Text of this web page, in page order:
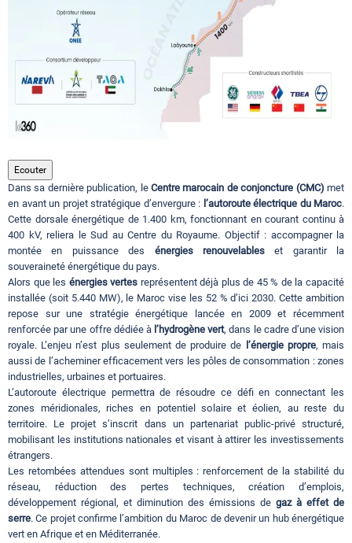
Hotels
Evenements
Contact
Ecouter
Dans sa dernière publication, le Centre marocain de conjoncture (CMC) met
en avant un projet stratégique d’envergure : l’autoroute électrique du Maroc.
Cette dorsale énergétique de 1.400 km, fonctionnant en courant continu à
400 kV, reliera le Sud au Centre du Royaume. Objectif : accompagner la
montée en puissance des énergies renouvelableset garantir la
souveraineté énergétique du pays.
Alors que les énergies vertes représentent déjà plus de 45 % de la capacité
installée (soit 5.440 MW), le Maroc vise les 52 % d’ici 2030. Cette ambition
repose sur une stratégie énergétique lancée en 2009 et récemment
renforcée par une offre dédiée à l’hydrogène vert, dans le cadre d’une vision
royale. L’enjeu n’est plus seulement de produire de l’énergie propre, mais
aussi de l’acheminer efficacement vers les pôles de consommation : zones
industrielles, urbaines et portuaires.
L’autoroute électrique permettra de résoudre ce défi en connectant les
zones méridionales, riches en potentiel solaire et éolien, au reste du
territoire. Le projet s’inscrit dans un partenariat public-privé structuré,
mobilisant les institutions nationales et visant à attirer les investissements
étrangers.
Les retombées attendues sont multiples : renforcement de la stabilité du
réseau, réduction des pertes techniques, création d’emplois,
développement régional, et diminution des émissions de gaz à effet de
serre. Ce projet confirme l’ambition du Maroc de devenir un hub énergétique
vert en Afrique et en Méditerranée.